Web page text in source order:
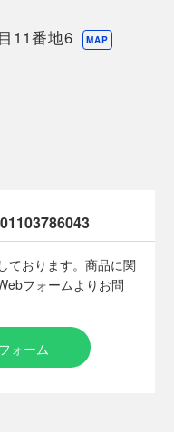
誤差があるかと思われま
異なって見える場合がご
配便100サイズ
入し、店頭や他ネットシ
イミングによりシステム
場合がございます。
せていただく場合がござ
11番地6 MAP
ております。商品に関
フォームよりお問
ォーム